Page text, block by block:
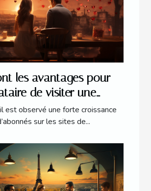
les avantages pour
de visiter une
web dédiée aux
amoureuses ?
il est observé une forte croissance
sur les sites de...